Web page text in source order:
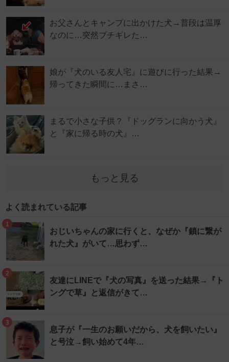
お父さんとキャンプに出かけた犬→普段は温厚
なのに…突然ブチギレた…
娘が『犬のいる友人宅』に遊びに行った結果→
帰ってきた瞬間に…まさ…
まるで小さな子供？『ドッグランに向かう犬』
と『家に帰る時の犬』…
もっと見る
よく読まれている記事
1
おじいちゃんの家に行くと、なぜか『鎖に繋が
れた犬』がいて…思わず…
2
友達にLINEで『犬の写真』を送った結果→『ト
ングで草』と返信がきて…
3
息子が『一生のお願いだから、犬を飼いたい』
と号泣→飼い始めて4年…